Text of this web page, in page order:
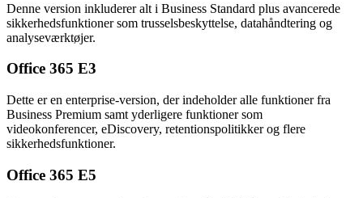
Denne version inkluderer alt i Business Standard plus avancerede
sikkerhedsfunktioner som trusselsbeskyttelse, datahåndtering og
analyseværktøjer.
Office 365 E3
Dette er en enterprise-version, der indeholder alle funktioner fra
Business Premium samt yderligere funktioner som
videokonferencer, eDiscovery, retentionspolitikker og flere
sikkerhedsfunktioner.
Office 365 E5